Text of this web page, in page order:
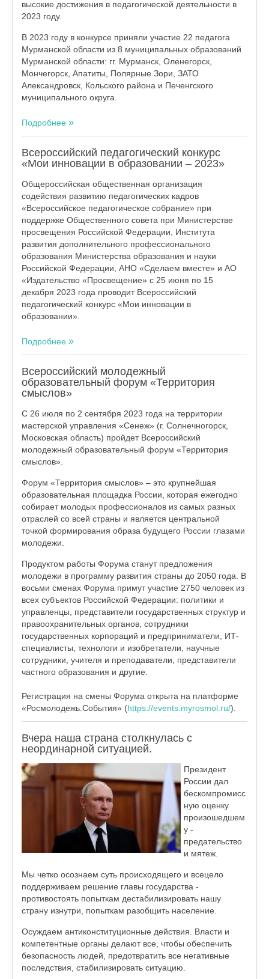
высокие достижения в педагогической деятельности в
2023 году.
В 2023 году в конкурсе приняли участие 22 педагога
Мурманской области из 8 муниципальных образований
Мурманской области: гг. Мурманск, Оленегорск,
Мончегорск, Апатиты, Полярные Зори, ЗАТО
Александровск, Кольского района и Печенгского
муниципального округа.
Подробнее
Всероссийский педагогический конкурс
«Мои инновации в образовании – 2023»
Общероссийская общественная организация
содействия развитию педагогических кадров
«Всероссийское педагогическое собрание» при
поддержке Общественного совета при Министерстве
просвещения Российской Федерации, Института
развития дополнительного профессионального
образования Министерства образования и науки
Российской Федерации, АНО «Сделаем вместе» и АО
«Издательство «Просвещение» с 25 июня по 15
декабря 2023 года проводит Всероссийский
педагогический конкурс «Мои инновации в
образовании».
Подробнее
Всероссийский молодежный
образовательный форум «Территория
смыслов»
С 26 июля по 2 сентября 2023 года на территории
мастерской управления «Сенеж» (г. Солнечногорск,
Московская область) пройдет Всероссийский
молодежный образовательный форум «Территория
смыслов».
Форум «Территория смыслов» – это крупнейшая
образовательная площадка России, которая ежегодно
собирает молодых профессионалов из самых разных
отраслей со всей страны и является центральной
точкой формирования образа будущего России глазами
молодежи.
Продуктом работы Форума станут предложения
молодежи в программу развития страны до 2050 года. В
восьми сменах Форума примут участие 2750 человек из
всех субъектов Российской Федерации: политики и
управленцы, представители государственных структур и
правоохранительных органов, сотрудники
государственных корпораций и предприниматели, ИТ-
специалисты, технологи и изобретатели, научные
сотрудники, учителя и преподаватели, представители
частного образования и другие.
Регистрация на смены Форума открыта на платформе
«Росмолодежь.События» (https://events.myrosmol.ru/).
Вчера наша страна столкнулась с
неординарной ситуацией.
Президент
России дал
бескомпромисс
ную оценку
произошедшем
у -
предательство
и мятеж.
Мы четко осознаем суть происходящего и всецело
поддерживаем решение главы государства -
противостоять попыткам дестабилизировать нашу
страну изнутри, попыткам разобщить население.
Осуждаем антиконституционные действия. Власти и
компетентные органы делают все, чтобы обеспечить
безопасность людей, предотвратить все негативные
последствия, стабилизировать ситуацию.